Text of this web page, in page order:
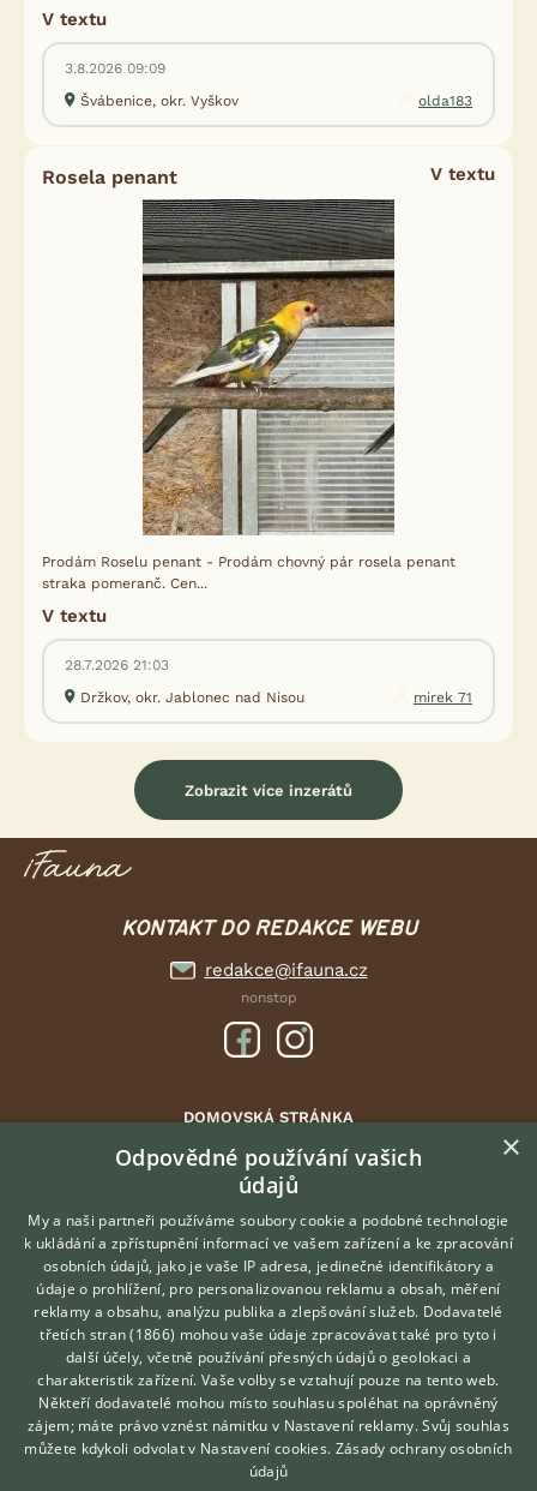
V textu
3.8.2026 09:09
Švábenice, okr. Vyškov
olda183
Rosela penant V textu
Prodám Roselu penant - Prodám chovný pár rosela penant
straka pomeranč. Cen...
V textu
28.7.2026 21:03
Držkov, okr. Jablonec nad Nisou
mirek 71
Zobrazit více inzerátů
KONTAKT DO REDAKCE WEBU
redakce@ifauna.cz
nonstop
DOMOVSKÁ STRÁNKA
INZERCE
DISKUSE
ČLÁNKY
ATLAS
O nás
Kontakt
Možnosti zvýraznění inzerátů
Podmínky užití
Zpracování osobních údajů
Hledáte zvířecího kamaráda?
Zdarma vám poradí
VETERINÁŘ ONLINE
KONZULTOVAT S
VETERINÁŘEM
×
Odpovědné používání vašich
údajů
My a naši partneři používáme soubory cookie a podobné technologie
k ukládání a zpřístupnění informací ve vašem zařízení a ke zpracování
osobních údajů, jako je vaše IP adresa, jedinečné identifikátory a
údaje o prohlížení, pro personalizovanou reklamu a obsah, měření
reklamy a obsahu, analýzu publika a zlepšování služeb. Dodavatelé
třetích stran (1866) mohou vaše údaje zpracovávat také pro tyto i
další účely, včetně používání přesných údajů o geolokaci a
charakteristik zařízení. Vaše volby se vztahují pouze na tento web.
Někteří dodavatelé mohou místo souhlasu spoléhat na oprávněný
zájem; máte právo vznést námitku v Nastavení reklamy. Svůj souhlas
můžete kdykoli odvolat v Nastavení cookies. Zásady ochrany osobních
údajů